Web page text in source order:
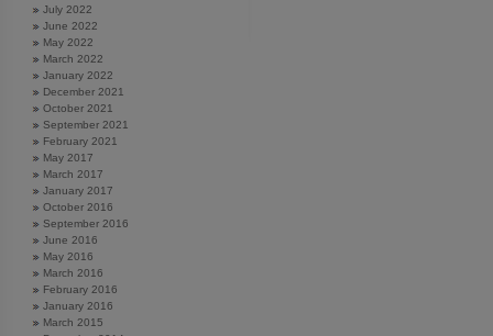
July 2022
June 2022
May 2022
March 2022
January 2022
December 2021
October 2021
September 2021
February 2021
May 2017
March 2017
January 2017
October 2016
September 2016
June 2016
May 2016
March 2016
February 2016
January 2016
March 2015